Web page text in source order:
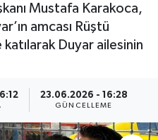
Mustafa Karakoca,
amcası Rüştü
Duyar ailesinin
23.06.2026 - 16:28
GÜNCELLEME